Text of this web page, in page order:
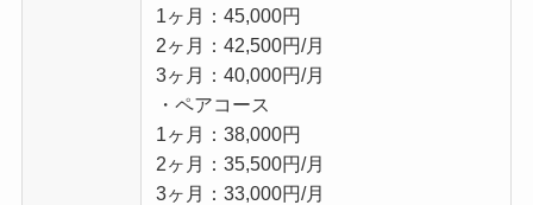
1ヶ月：45,000円
2ヶ月：42,500円/月
3ヶ月：40,000円/月
・ペアコース
1ヶ月：38,000円
2ヶ月：35,500円/月
3ヶ月：33,000円/月